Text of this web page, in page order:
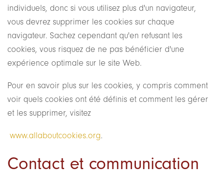
individuels, donc si vous utilisez plus d'un navigateur,
vous devrez supprimer les cookies sur chaque
navigateur. Sachez cependant qu'en refusant les
cookies, vous risquez de ne pas bénéficier d'une
expérience optimale sur le site Web.
Pour en savoir plus sur les cookies, y compris comment
voir quels cookies ont été définis et comment les gérer
et les supprimer, visitez
www.allaboutcookies.org.
Contact et communication